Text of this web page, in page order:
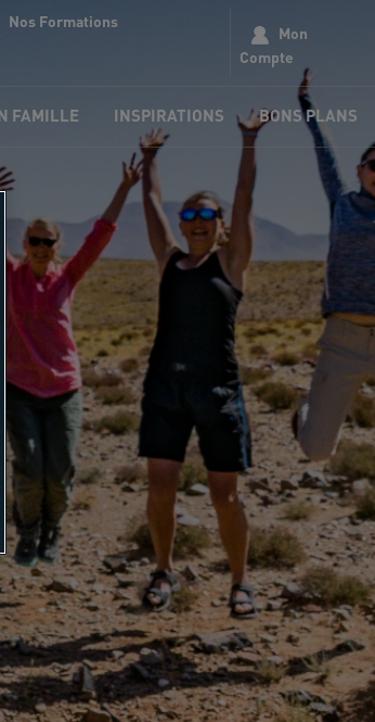
Nos Formations
Mon
Compte
FAMILLE INSPIRATIONS BONS PLANS